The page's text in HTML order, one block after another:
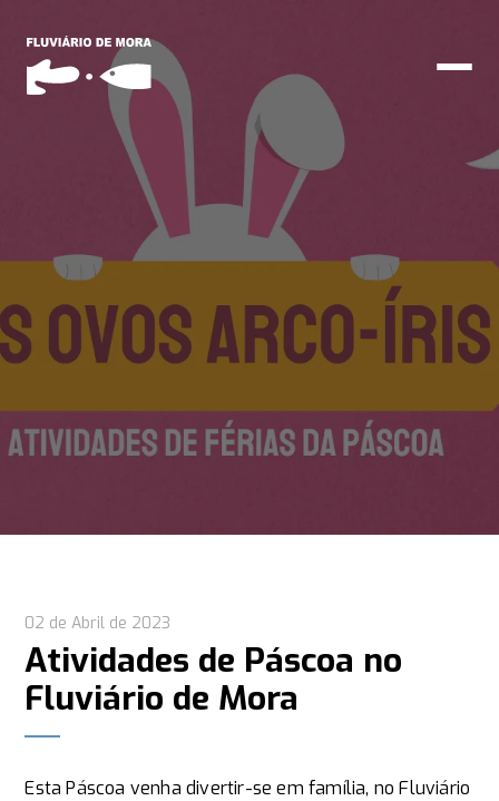
02 de Abril de 2023
Atividades de Páscoa no
Fluviário de Mora
Esta Páscoa venha divertir-se em família, no Fluviário